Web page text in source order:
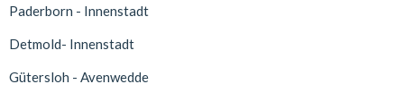
Paderborn - Innenstadt
Detmold- Innenstadt
Gütersloh - Avenwedde